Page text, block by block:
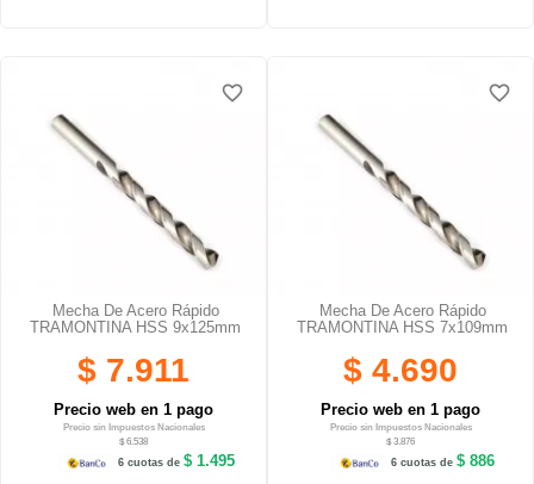
Mecha De Acero Rápido
TRAMONTINA HSS 9x125mm
$ 7.911
Precio web en 1 pago
Precio sin Impuestos Nacionales
$ 6.538
6 cuotas de $ 1.495
favorite_border
favorite_border
Mecha De Acero Rápido
TRAMONTINA HSS 7x109mm
$ 4.690
Precio web en 1 pago
Precio sin Impuestos Nacionales
$ 3.876
6 cuotas de$ 886
favorite_border
favorite_border